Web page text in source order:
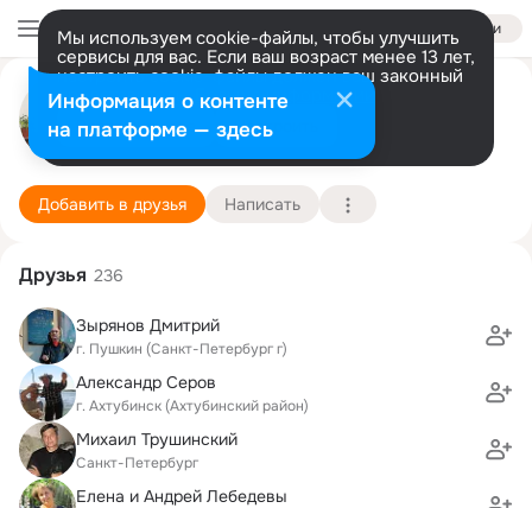
Войти
Мы используем cookie-файлы, чтобы улучшить
сервисы для вас. Если ваш возраст менее 13 лет,
настроить cookie-файлы должен ваш законный
представитель. Больше информации
Разрешить все Настроить
Александр Смоленцев
Санкт-Петербург
6 школа
Подробнее
Добавить в друзья Написать
Друзья 236
Зырянов Дмитрий
г. Пушкин (Санкт-Петербург г)
Александр Серов
г. Ахтубинск (Ахтубинский район)
Михаил Трушинский
Санкт-Петербург
Елена и Андрей Лебедевы
Информация о контенте
на платформе — здесь